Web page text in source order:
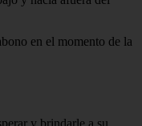
en el momento de la